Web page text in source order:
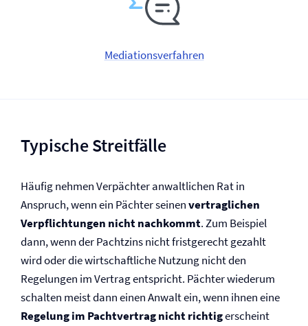
Mediationsverfahren
Typische Streitfälle
Häufig nehmen Verpächter anwaltlichen Rat in
Anspruch, wenn ein Pächter seinenvertraglichen
Verpflichtungen nicht nachkommt. Zum Beispiel
dann, wenn der Pachtzins nicht fristgerecht gezahlt
wird oder die wirtschaftliche Nutzung nicht den
Regelungen im Vertrag entspricht. Pächter wiederum
schalten meist dann einen Anwalt ein, wenn ihnen eine
Regelung im Pachtvertrag nicht richtigerscheint